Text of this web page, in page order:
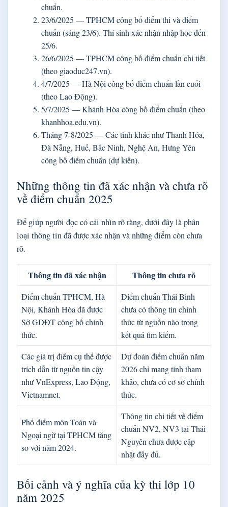
chuẩn.
23/6/2025 — TPHCM công bố điểm thi và điểm
chuẩn (sáng 23/6). Thí sinh xác nhận nhập học đến
25/6.
26/6/2025 — TPHCM công bố điểm chuẩn chi tiết
(theo giaoduc247.vn).
4/7/2025 — Hà Nội công bố điểm chuẩn lần cuối
(theo Lao Động).
5/7/2025 — Khánh Hòa công bố điểm chuẩn (theo
khanhhoa.edu.vn).
Tháng 7-8/2025 — Các tỉnh khác như Thanh Hóa,
Đà Nẵng, Huế, Bắc Ninh, Nghệ An, Hưng Yên
công bố điểm chuẩn (dự kiến).
Những thông tin đã xác nhận và chưa rõ
về điểm chuẩn 2025
Để giúp người đọc có cái nhìn rõ ràng, dưới đây là phân
loại thông tin đã được xác nhận và những điểm còn chưa
rõ.
Thông tin đã xác nhận Thông tin chưa rõ
Điểm chuẩn TPHCM, Hà
Nội, Khánh Hòa đã được
Sở GDĐT công bố chính
thức.
Điểm chuẩn Thái Bình
chưa có thông tin chính
thức từ nguồn nào trong
kết quả tìm kiếm.
Các giá trị điểm cụ thể được
trích dẫn từ nguồn tin cậy
như VnExpress, Lao Động,
Vietnamnet.
Dự đoán điểm chuẩn năm
2026 chỉ mang tính tham
khảo, chưa có cơ sở chính
thức.
Phổ điểm môn Toán và
Ngoại ngữ tại TPHCM tăng
so với năm 2024.
Thông tin chi tiết về điểm
chuẩn NV2, NV3 tại Thái
Nguyên chưa được cập
nhật đầy đủ.
Bối cảnh và ý nghĩa của kỳ thi lớp 10
năm 2025